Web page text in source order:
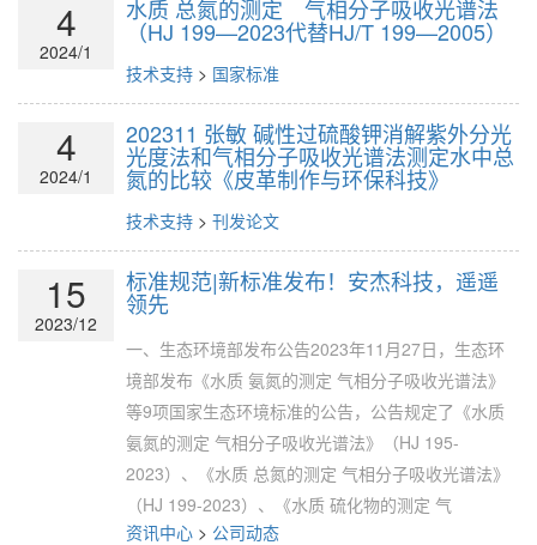
4
2024/1
水质 总氮的测定 气相分子吸收光谱法
（HJ 199—2023代替HJ/T 199—2005）
技术支持 > 国家标准
4
2024/1
202311 张敏 碱性过硫酸钾消解紫外分光
光度法和气相分子吸收光谱法测定水中总
氮的比较《皮革制作与环保科技》
技术支持 > 刊发论文
15
2023/12
标准规范|新标准发布！安杰科技，遥遥
领先
一、生态环境部发布公告2023年11月27日，生态环
境部发布《水质 氨氮的测定 气相分子吸收光谱法》
等9项国家生态环境标准的公告，公告规定了《水质
氨氮的测定 气相分子吸收光谱法》（HJ 195-
2023）、《水质 总氮的测定 气相分子吸收光谱法》
（HJ 199-2023）、《水质 硫化物的测定 气
资讯中心 > 公司动态